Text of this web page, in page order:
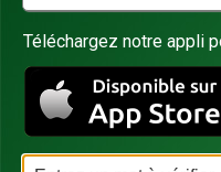
Téléchargez notre appli